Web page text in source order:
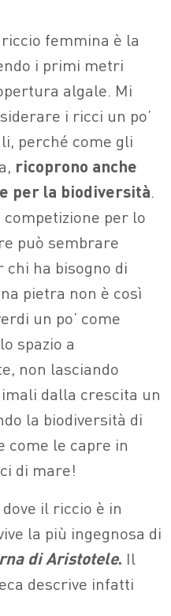
femmina è la
i primi metri
algale. Mi
i ricci un po’
perché come gli
ricoprono anche
per la biodiversità.
per lo
può sembrare
chi ha bisogno di
pietra non è così
un po’ come
spazio a
non lasciando
dalla crescita un
la biodiversità di
come le capre in
di mare!
il riccio è in
la più ingegnosa di
di Aristotele. Il
descrive infatti